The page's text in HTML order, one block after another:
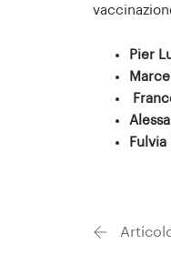
Pier